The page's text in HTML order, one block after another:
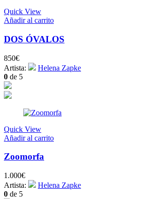
Quick View
Añadir al carrito
DOS ÓVALOS
850€
Artista:
Helena Zapke
0 de 5
Quick View
Añadir al carrito
Zoomorfa
1.000€
Artista:
Helena Zapke
0 de 5